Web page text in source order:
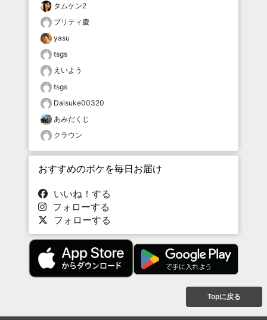
タムケン2
プリティ慶
yasu
tsgs
えいよう
tsgs
Daisuke00320
あみだくじ
クラウン
おすすめのボケを毎日お届け
いいね！する
フォローする
フォローする
Topに戻る